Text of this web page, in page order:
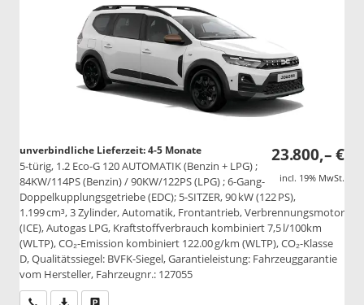
23.800,– €
incl. 19% MwSt.
unverbindliche Lieferzeit: 4-5 Monate
5-türig, 1.2 Eco-G 120 AUTOMATIK (Benzin + LPG) ;
84KW/114PS (Benzin) / 90KW/122PS (LPG) ; 6-Gang-
Doppelkupplungsgetriebe (EDC); 5-SITZER, 90 kW (122 PS),
1.199 cm³, 3 Zylinder, Automatik, Frontantrieb, Verbrennungsmotor
(ICE), Autogas LPG, Kraftstoffverbrauch kombiniert 7,5 l/100km
(WLTP), CO₂-Emission kombiniert 122.00 g/km (WLTP), CO₂-Klasse
D, Qualitätssiegel: BVFK-Siegel, Garantieleistung: Fahrzeuggarantie
vom Hersteller, Fahrzeugnr.: 127055
Wir rufen Sie anPDF-Datei, Fahrzeugexposé drucken